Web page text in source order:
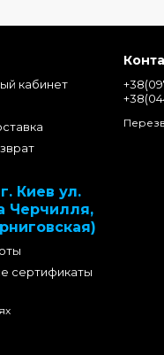
кабинет
Киев ул.
Черчилля,
сертификаты